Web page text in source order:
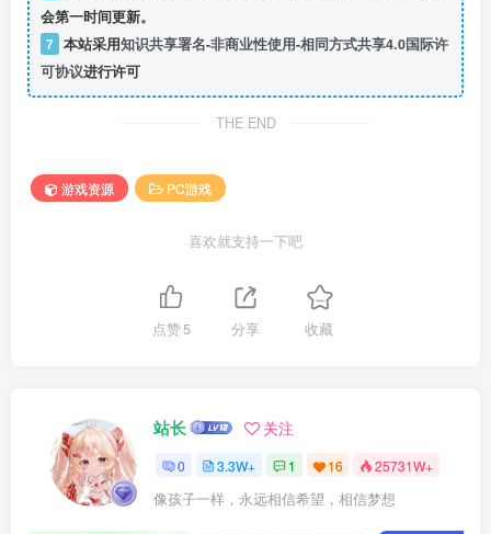
会第一时间更新。
7 本站采用知识共享署名-非商业性使用-相同方式共享4.0国际许
可协议进行许可
THE END
游戏资源 PC游戏
喜欢就支持一下吧
点赞5 分享 收藏
站长 关注
0 3.3W+ 1 16 25731W+
像孩子一样，永远相信希望，相信梦想